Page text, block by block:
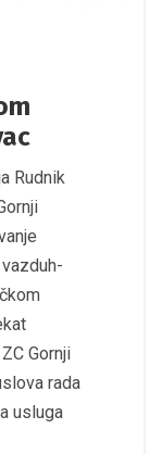
Rudnik
Gornji
rada
usluga